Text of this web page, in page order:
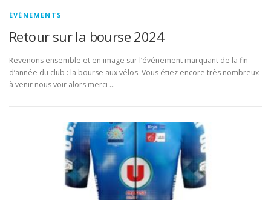
ÉVÉNEMENTS
Retour sur la bourse 2024
Revenons ensemble et en image sur l’événement marquant de la fin
d’année du club : la bourse aux vélos. Vous étiez encore très nombreux
à venir nous voir alors merci …